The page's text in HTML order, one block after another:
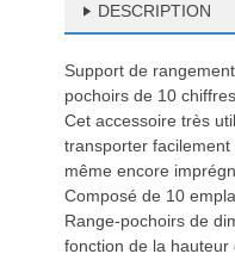
DESCRIPTION
Support de
pochoirs de 10
Cet accessoire très
transporter
même encore
Composé de 10
Range-pochoirs de
fonction de la hauteur